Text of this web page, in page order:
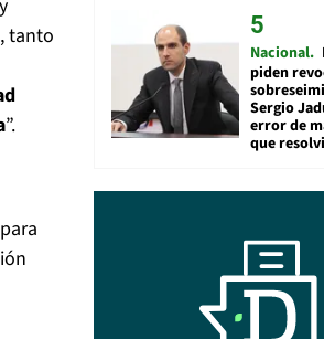
tanto
”.
para
Nacional
piden
Sergio
error de
que